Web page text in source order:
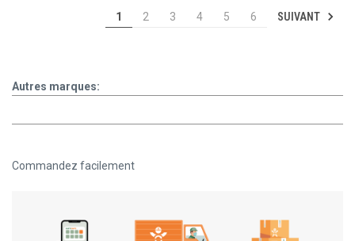
1
2 3 4 5 6 SUIVANT
Autres marques:
Commandez facilement